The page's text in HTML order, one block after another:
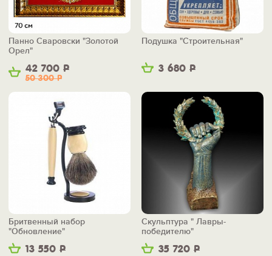
42 700 Р
50 300Р
Панно Сваровски "Золотой
Орел"
3 680 Р
Подушка "Строительная"
13 550 Р
Бритвенный набор
"Обновление"
35 720 Р
Скульптура " Лавры-
победителю"